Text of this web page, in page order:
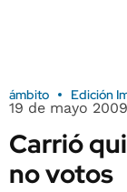
ámbito Edición
19 de mayo
Carrió
no votos